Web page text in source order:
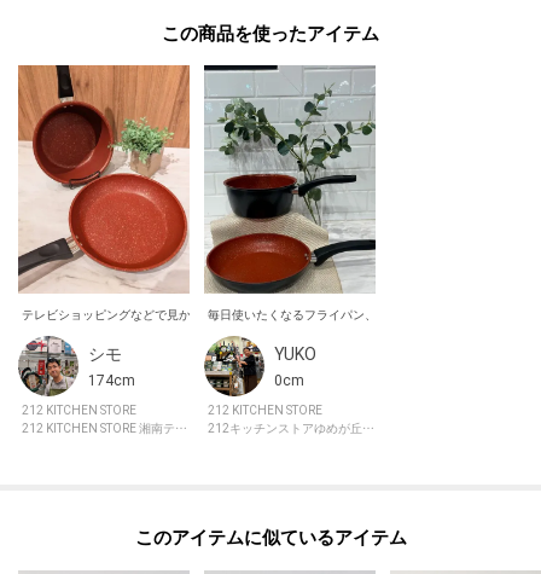
・24cmソテーパン サイズ(約)直径24×高さ4.5cm
【取り扱い方法】
食洗機/乾燥機:×
電子レンジ:×
オーブン:×
対応熱源:ガス、電気、セラミック、IH
耐熱/耐冷温度:ハンドル(フライパン):160℃
その他:--
※照明の関係により、実際よりも色味が違って見える場合があります。ま
た、パソコン・スマートフォンなどの環境により、若干製品と画像のカラー
が異なる場合もございます。
この商品を使った
シモ
174cm
212 KITCHEN STORE
212 KITCHEN STORE 湘南テラスモール
YUKO
0cm
212 KITCHEN STORE
212キッチンストアゆめが丘ソラトス
このアイテムに似ているアイテム